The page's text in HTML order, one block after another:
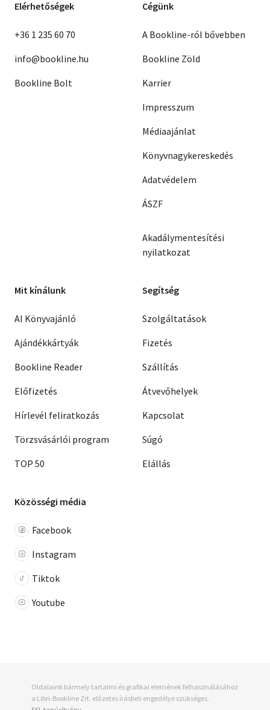
Elérhetőségek
+36 1 235 60 70
info@bookline.hu
Bookline Bolt
Cégünk
A Bookline-ról bővebben
Bookline Zöld
Karrier
Impresszum
Médiaajánlat
Könyvnagykereskedés
Adatvédelem
ÁSZF
Akadálymentesítési
nyilatkozat
Mit kínálunk
AI Könyvajánló
Ajándékkártyák
Bookline Reader
Előfizetés
Hírlevél feliratkozás
Törzsvásárlói program
TOP 50
Segítség
Szolgáltatások
Fizetés
Szállítás
Átvevőhelyek
Kapcsolat
Súgó
Elállás
Közösségi média
Facebook
Instagram
Tiktok
Youtube
Oldalaink bármely tartalmi és grafikai elemének felhasználásához
a Libri-Bookline Zrt. előzetes írásbeli engedélye szükséges.